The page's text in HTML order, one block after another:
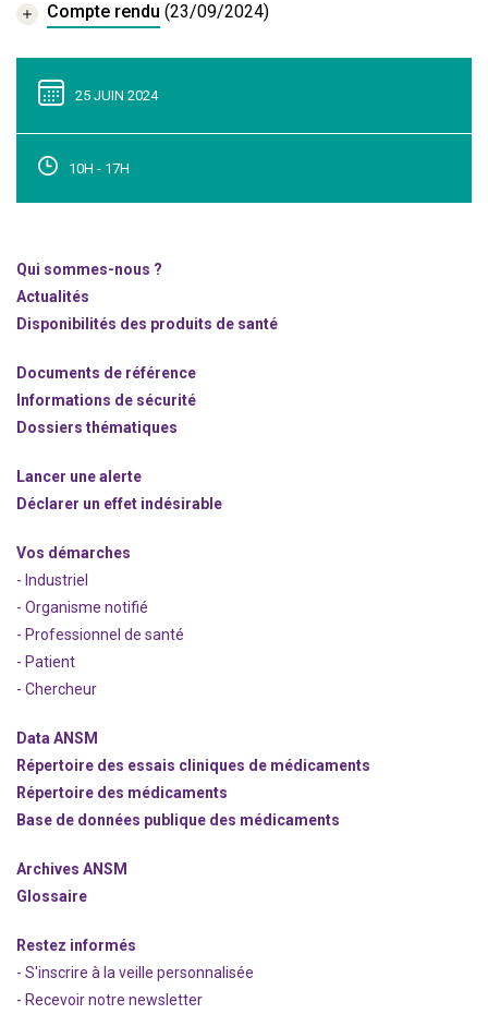
Compte rendu (23/09/2024)
25 JUIN 2024
10H - 17H
Qui sommes-nous ?
Actualités
Disponibilités des produits de santé
Documents de référence
Informations de sécurité
Dossiers thématiques
Lancer une alerte
Déclarer un effet indésirable
Vos démarches
- Industriel
- Organisme notifié
- Professionnel de santé
- Patient
- Chercheur
Data ANSM
Répertoire des essais cliniques de médicaments
Répertoire des médicaments
Base de données publique des médicaments
Archives ANSM
Glossaire
Restez informés
- S'inscrire à la veille personnalisée
- Recevoir notre newsletter